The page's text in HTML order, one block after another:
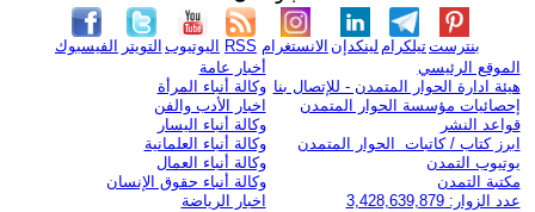
الفيسبوك التويتر اليوتيوب RSS الانستغرام لينكدإن تيلكرامبنترست
الموقع الرئيسي
هيئة ادارة الحوار المتمدن - للإتصال بنا
إحصائيات مؤسسة الحوار المتمدن
قواعد النشر
ابرز كتاب / كاتبات الحوار المتمدن
يوتيوب التمدن
مكتبة التمدن
عدد الزوار: 3,428,639,879
أخبار عامة
وكالة أنباء المرأة
اخبار الأدب والفن
وكالة أنباء اليسار
وكالة أنباء العلمانية
وكالة أنباء العمال
وكالة أنباء حقوق الإنسان
اخبار الرياضة